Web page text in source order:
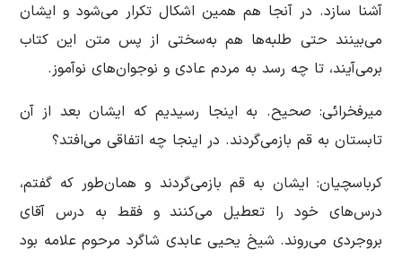
آشنا سازد. در آنجا هم همین اشکال تکرار می‌شود و ایشان
می‌بینند حتی طلبه‌ها هم به‌سختی از پس متن این کتاب
برمی‌آیند، تا چه رسد به مردم عادی و نوجوان‌های نوآموز.
میرفخرائی: صحیح. به اینجا رسیدیم که ایشان بعد از آن
تابستان به قم بازمی‌گردند. در اینجا چه اتفاقی می‌افتد؟
کرباسچیان: ایشان به قم بازمی‌گردند و همان‌طور که گفتم،
درس‌های خود را تعطیل می‌کنند و فقط به درس آقای
بروجردی می‌روند. شیخ یحیی عابدی شاگرد مرحوم علامه بود